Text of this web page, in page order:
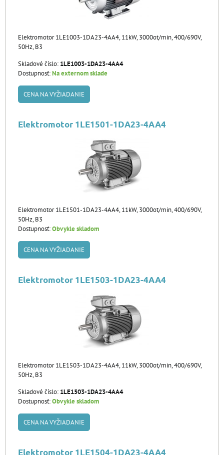
Elektromotor 1LE1003-1DA23-4AA4, 11kW, 3000ot/min, 400/690V,
50Hz, B3
Skladové číslo: 1LE1003-1DA23-4AA4
Dostupnosť:Na externom sklade
CENA NA VYŽIADANIE
Elektromotor 1LE1501-1DA23-4AA4
Elektromotor 1LE1501-1DA23-4AA4, 11kW, 3000ot/min, 400/690V,
50Hz, B3
Dostupnosť:Obvykle skladom
CENA NA VYŽIADANIE
Elektromotor 1LE1503-1DA23-4AA4
Elektromotor 1LE1503-1DA23-4AA4, 11kW, 3000ot/min, 400/690V,
50Hz, B3
Skladové číslo: 1LE1503-1DA23-4AA4
Dostupnosť:Obvykle skladom
CENA NA VYŽIADANIE
Elektromotor 1LE1504-1DA23-4AA4